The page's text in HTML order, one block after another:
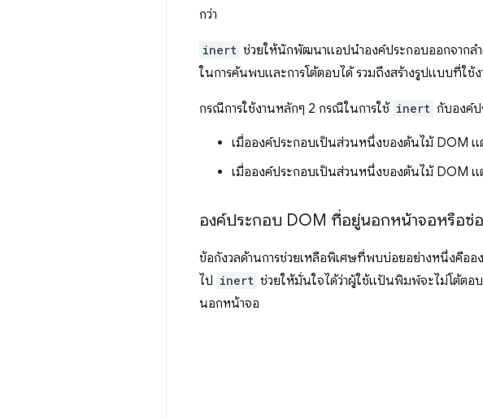
กว่า
inert ช่วยให้นักพัฒนาแอปนำองค์ประกอบออกจากลํ
ในการค้นพบและการโต้ตอบได้ รวมถึงสร้างรูปแบบที่ใช้
กรณีการใช้งานหลักๆ 2 กรณีในการใช้ inert กับองค์ป
เมื่อองค์ประกอบเป็นส่วนหนึ่งของต้นไม้ DOM
เมื่อองค์ประกอบเป็นส่วนหนึ่งของต้นไม้ DOM
องค์ประกอบ DOM ที่อยู่นอกหน้าจอหรือซ่
ข้อกังวลด้านการช่วยเหลือพิเศษที่พบบ่อยอย่างหนึ่งคือ
ไป inert ช่วยให้มั่นใจได้ว่าผู้ใช้แป้นพิมพ์จะไม่โต้ต
นอกหน้าจอ